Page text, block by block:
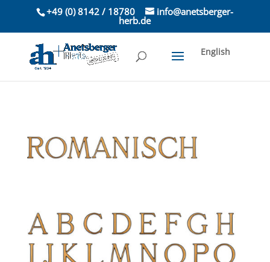
+49 (0) 8142 / 18780 info@anetsberger-
herb.de
English